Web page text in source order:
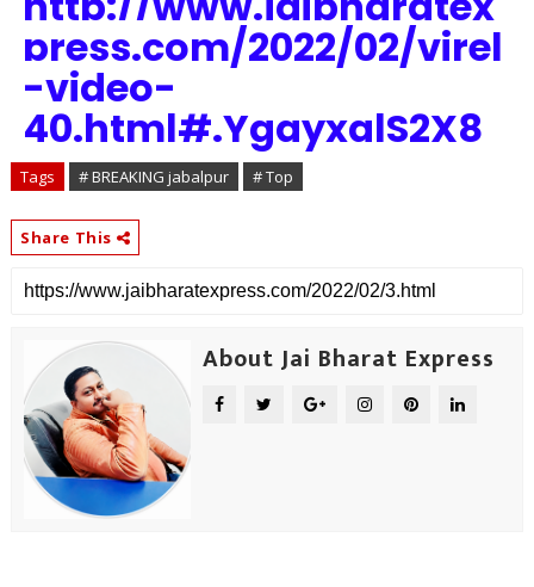
press.com/2022/02/virel
-video-
40.html#.YgayxalS2X8
Tags # BREAKING jabalpur # Top
Share This
About Jai Bharat Express